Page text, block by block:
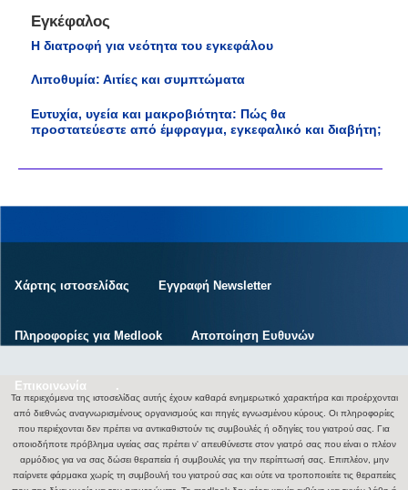
Εγκέφαλος
Η διατροφή για νεότητα του εγκεφάλου
Λιποθυμία: Αιτίες και συμπτώματα
Ευτυχία, υγεία και μακροβιότητα: Πώς θα
προστατεύεστε από έμφραγμα, εγκεφαλικό και διαβήτη;
Χάρτης ιστοσελίδας Εγγραφή Newsletter
Πληροφορίες για Medlook Αποποίηση Ευθυνών
Επικοινωνία .
Τα περιεχόμενα της ιστοσελίδας αυτής έχουν καθαρά ενημερωτικό χαρακτήρα και προέρχονται
από διεθνώς αναγνωρισμένους οργανισμούς και πηγές εγνωσμένου κύρους. Οι πληροφορίες
που περιέχονται δεν πρέπει να αντικαθιστούν τις συμβουλές ή οδηγίες του γιατρού σας. Για
οποιοδήποτε πρόβλημα υγείας σας πρέπει ν' απευθύνεστε στον γιατρό σας που είναι ο πλέον
αρμόδιος για να σας δώσει θεραπεία ή συμβουλές για την περίπτωσή σας. Επιπλέον, μην
παίρνετε φάρμακα χωρίς τη συμβουλή του γιατρού σας και ούτε να τροποποιείτε τις θεραπείες